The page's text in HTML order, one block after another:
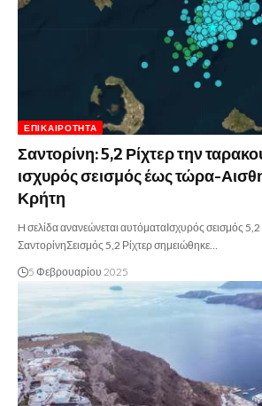
ΕΠΙΚΑΙΡΌΤΗΤΑ
Σαντορίνη: 5,2 Ρίχτερ την
ισχυρός σεισμός έως τώρα-
Κρήτη
H σελίδα ανανεώνεται αυτόματαΙσχυρός σεισμός 5,2
ΣαντορίνηΣεισμός 5,2 Ρίχτερ σημειώθηκε…
5 Φεβρουαρίου 2025